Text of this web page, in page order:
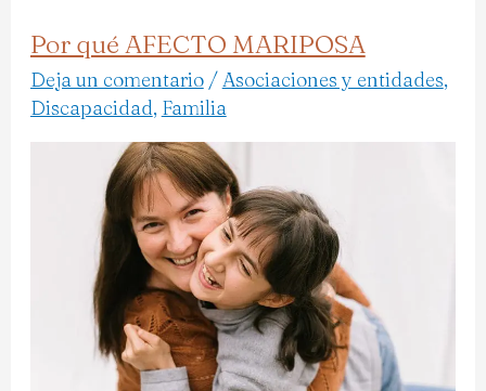
Por qué AFECTO MARIPOSA
Deja un comentario /Asociaciones y entidades,
Discapacidad, Familia
Por
qué
AFECTO
MARIPOSA